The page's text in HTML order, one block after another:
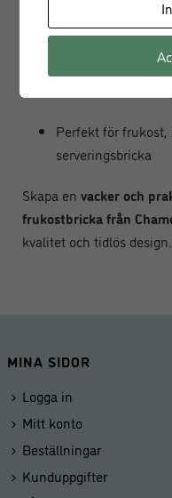
Material: Hållbart
Mönster: Oriental
Perfekt för
serveringsbricka
Skapa en vacker och
frukostbricka från
kvalitet och tidlös design.
MINA SIDOR
Logga in
Mitt konto
Beställningar
Kunduppgifter